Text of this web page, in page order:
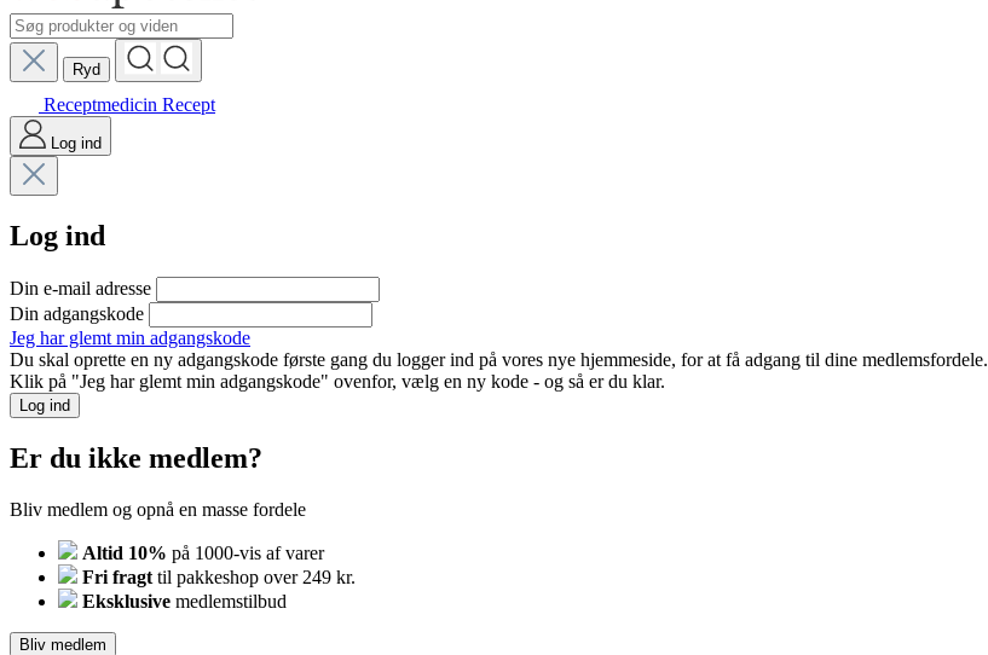
Ryd
Receptmedicin Recept
Log ind
Log ind
Din e-mail adresse
Din adgangskode
Jeg har glemt min adgangskode
Du skal oprette en ny adgangskode første gang du logger ind på vores nye hjemmeside, for at få adgang til dine medlemsfordele.
Klik på "Jeg har glemt min adgangskode" ovenfor, vælg en ny kode - og så er du klar.
Log ind
Er du ikke medlem?
Bliv medlem og opnå en masse fordele
Altid 10% på 1000-vis af varer
Fri fragt til pakkeshop over 249 kr.
Eksklusive medlemstilbud
Bliv medlem